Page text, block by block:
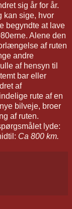
sig år for år.
kan sige, hvor
begyndte at lave
Alene den
af ruten
andre
af hensyn til
bar eller
af
rute af en
bilveje, broer
af ruten.
lyde:
Ca 800 km.